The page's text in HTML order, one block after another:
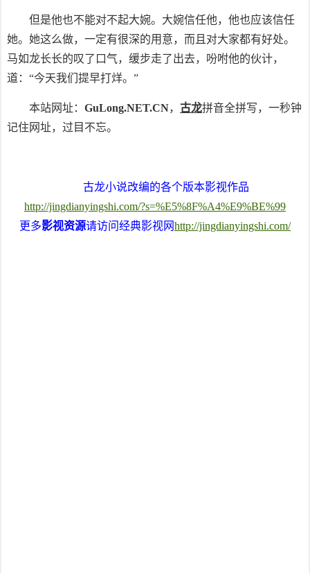
但是他也不能对不起大婉。大婉信任他，他也应该信任
她。她这么做，一定有很深的用意，而且对大家都有好处。
马如龙长长的叹了口气，缓步走了出去，吩咐他的伙计，
道：“今天我们提早打烊。”
本站网址： GuLong.NET.CN， 古龙拼音全拼写，一秒钟
记住网址，过目不忘。
古龙小说改编的各个版本影视作品
http://jingdianyingshi.com/?s=%E5%8F%A4%E9%BE%99
更多影视资源请访问经典影视网http://jingdianyingshi.com/